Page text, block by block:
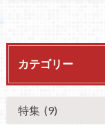
カテゴリー